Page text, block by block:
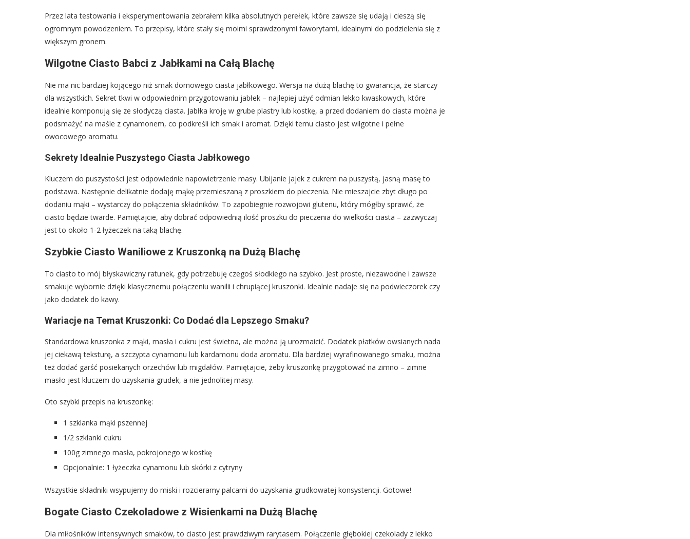
Przez lata testowania i eksperymentowania zebrałem kilka absolutnych perełek, które zawsze się udają i cieszą się
ogromnym powodzeniem. To przepisy, które stały się moimi sprawdzonymi faworytami, idealnymi do podzielenia się z
większym gronem.
Wilgotne Ciasto Babci z Jabłkami na Całą Blachę
Nie ma nic bardziej kojącego niż smak domowego ciasta jabłkowego. Wersja na dużą blachę to gwarancja, że starczy
dla wszystkich. Sekret tkwi w odpowiednim przygotowaniu jabłek – najlepiej użyć odmian lekko kwaskowych, które
idealnie komponują się ze słodyczą ciasta. Jabłka kroję w grube plastry lub kostkę, a przed dodaniem do ciasta można je
podsmażyć na maśle z cynamonem, co podkreśli ich smak i aromat. Dzięki temu ciasto jest wilgotne i pełne
owocowego aromatu.
Sekrety Idealnie Puszystego Ciasta Jabłkowego
Kluczem do puszystości jest odpowiednie napowietrzenie masy. Ubijanie jajek z cukrem na puszystą, jasną masę to
podstawa. Następnie delikatnie dodaję mąkę przemieszaną z proszkiem do pieczenia. Nie mieszajcie zbyt długo po
dodaniu mąki – wystarczy do połączenia składników. To zapobiegnie rozwojowi glutenu, który mógłby sprawić, że
ciasto będzie twarde. Pamiętajcie, aby dobrać odpowiednią ilość proszku do pieczenia do wielkości ciasta – zazwyczaj
jest to około 1-2 łyżeczek na taką blachę.
Szybkie Ciasto Waniliowe z Kruszonką na Dużą Blachę
To ciasto to mój błyskawiczny ratunek, gdy potrzebuję czegoś słodkiego na szybko. Jest proste, niezawodne i zawsze
smakuje wybornie dzięki klasycznemu połączeniu wanilii i chrupiącej kruszonki. Idealnie nadaje się na podwieczorek czy
jako dodatek do kawy.
Wariacje na Temat Kruszonki: Co Dodać dla Lepszego Smaku?
Standardowa kruszonka z mąki, masła i cukru jest świetna, ale można ją urozmaicić. Dodatek płatków owsianych nada
jej ciekawą teksturę, a szczypta cynamonu lub kardamonu doda aromatu. Dla bardziej wyrafinowanego smaku, można
też dodać garść posiekanych orzechów lub migdałów. Pamiętajcie, żeby kruszonkę przygotować na zimno – zimne
masło jest kluczem do uzyskania grudek, a nie jednolitej masy.
Oto szybki przepis na kruszonkę:
1 szklanka mąki pszennej
1/2 szklanki cukru
100g zimnego masła, pokrojonego w kostkę
Opcjonalnie: 1 łyżeczka cynamonu lub skórki z cytryny
Wszystkie składniki wsypujemy do miski i rozcieramy palcami do uzyskania grudkowatej konsystencji. Gotowe!
Bogate Ciasto Czekoladowe z Wisienkami na Dużą Blachę
Dla miłośników intensywnych smaków, to ciasto jest prawdziwym rarytasem. Połączenie głębokiej czekolady z lekko